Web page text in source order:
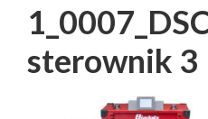
sterownik 3